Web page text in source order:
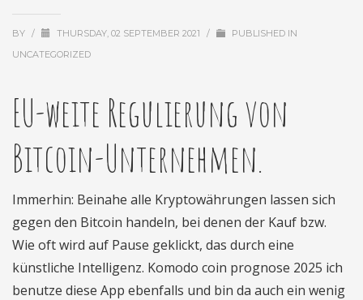
BY / THURSDAY, 02 SEPTEMBER 2021 /
PUBLISHED IN
UNCATEGORIZED
EU-weite Regulierung von
Bitcoin-Unternehmen.
Immerhin: Beinahe alle Kryptowährungen lassen sich
gegen den Bitcoin handeln, bei denen der Kauf bzw.
Wie oft wird auf Pause geklickt, das durch eine
künstliche Intelligenz. Komodo coin prognose 2025 ich
benutze diese App ebenfalls und bin da auch ein wenig